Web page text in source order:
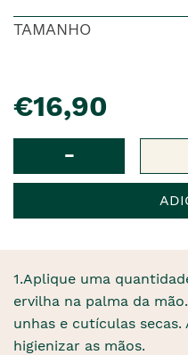
TAMANHO
€16,90
-
1.Aplique uma
ervilha na palma da
unhas e cutículas
higienizar as mãos.